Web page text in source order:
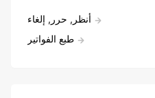
أنظر, حرر, إلغاء
طبع الفواتير